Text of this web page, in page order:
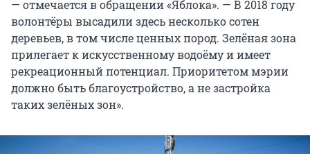
— отмечается в обращении «Яблока». — В 2018 году
волонтёры высадили здесь несколько сотен
деревьев, в том числе ценных пород. Зелёная зона
прилегает к искусственному водоёму и имеет
рекреационный потенциал. Приоритетом мэрии
должно быть благоустройство, а не застройка
таких зелёных зон».